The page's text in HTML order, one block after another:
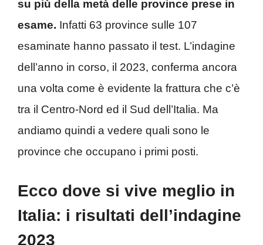
su più della metà delle province prese in
esame. Infatti 63 province sulle 107
esaminate hanno passato il test. L’indagine
dell’anno in corso, il 2023, conferma ancora
una volta come è evidente la frattura che c’è
tra il Centro-Nord ed il Sud dell’Italia. Ma
andiamo quindi a vedere quali sono le
province che occupano i primi posti.
Ecco dove si vive meglio in
Italia: i risultati dell’indagine
2023